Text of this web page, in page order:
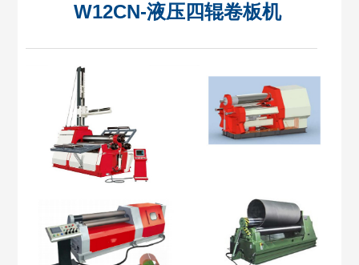
W12CN-液压四辊卷板机